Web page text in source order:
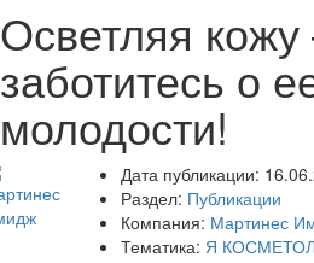
Осветляя
заботитесь о
молодости!
Дата публикации:
Раздел: Публикации
Компания: Мартинес
Тематика: Я